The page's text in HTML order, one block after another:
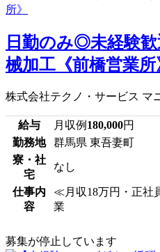
日勤のみ◎未経験
械加工《前橋営業所
株式会社テクノ・サービス マ
給与 月収例 180,000円
勤務地
群馬県 東吾妻町
寮・社
宅
なし
仕事内
容
≪月収18万円・正社
業
募集が停止しています